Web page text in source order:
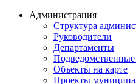
Администрация
Структура
Руководители
Департаменты
Подведомственные
Объекты на карте
Проекты